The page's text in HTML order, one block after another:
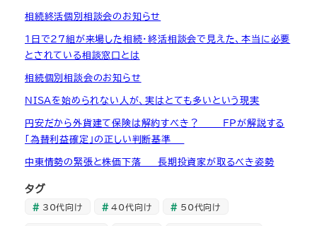
相続終活個別相談会のお知らせ
1日で27組が来場した相続・終活相談会で見えた、本当に必要
とされている相談窓口とは
相続個別相談会のお知らせ
NISAを始められない人が、実はとても多いという現実
円安だから外貨建て保険は解約すべき？ ― FPが解説する
「為替利益確定」の正しい判断基準 ―
中東情勢の緊張と株価下落 ― 長期投資家が取るべき姿勢
タグ
30代向け 40代向け 50代向け